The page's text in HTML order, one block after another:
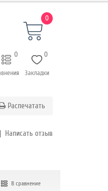
0
0
Закладки
0
Распечатать
| Написать отзыв
В сравнение